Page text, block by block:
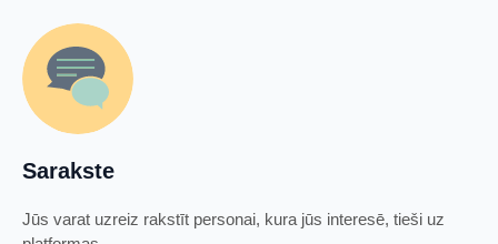
Sarakste
Jūs varat uzreiz rakstīt personai, kura jūs interesē, tieši uz